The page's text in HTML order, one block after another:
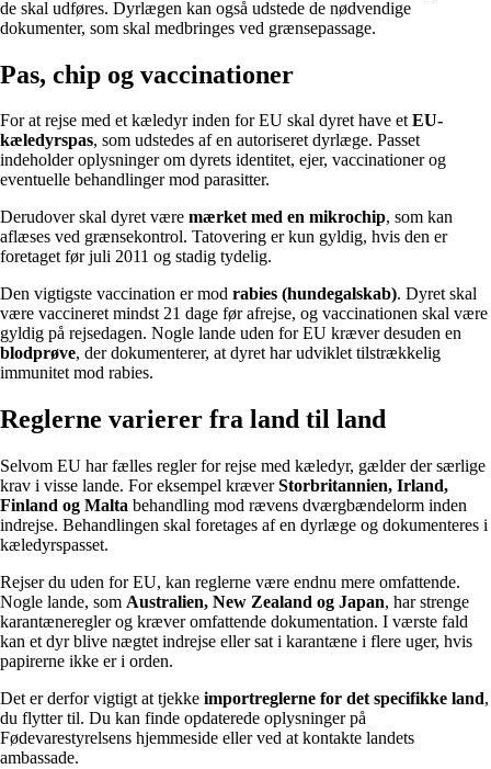
de skal udføres. Dyrlægen kan også udstede de nødvendige
dokumenter, som skal medbringes ved grænsepassage.
Pas, chip og vaccinationer
For at rejse med et kæledyr inden for EU skal dyret have etEU-
kæledyrspas, som udstedes af en autoriseret dyrlæge. Passet
indeholder oplysninger om dyrets identitet, ejer, vaccinationer og
eventuelle behandlinger mod parasitter.
Derudover skal dyret være mærket med en mikrochip, som kan
aflæses ved grænsekontrol. Tatovering er kun gyldig, hvis den er
foretaget før juli 2011 og stadig tydelig.
Den vigtigste vaccination er mod rabies (hundegalskab). Dyret skal
være vaccineret mindst 21 dage før afrejse, og vaccinationen skal være
gyldig på rejsedagen. Nogle lande uden for EU kræver desuden en
blodprøve, der dokumenterer, at dyret har udviklet tilstrækkelig
immunitet mod rabies.
Reglerne varierer fra land til land
Selvom EU har fælles regler for rejse med kæledyr, gælder der særlige
krav i visse lande. For eksempel kræverStorbritannien, Irland,
Finland og Malta behandling mod rævens dværgbændelorm inden
indrejse. Behandlingen skal foretages af en dyrlæge og dokumenteres i
kæledyrspasset.
Rejser du uden for EU, kan reglerne være endnu mere omfattende.
Nogle lande, som Australien, New Zealand og Japan, har strenge
karantæneregler og kræver omfattende dokumentation. I værste fald
kan et dyr blive nægtet indrejse eller sat i karantæne i flere uger, hvis
papirerne ikke er i orden.
Det er derfor vigtigt at tjekke importreglerne for det specifikke land,
du flytter til. Du kan finde opdaterede oplysninger på
Fødevarestyrelsens hjemmeside eller ved at kontakte landets
ambassade.